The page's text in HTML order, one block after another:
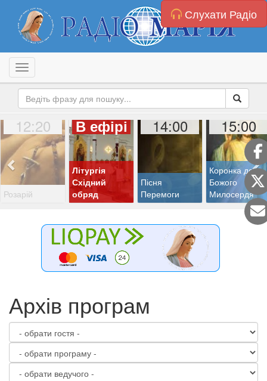
Слухати Радіо
Toggle navigation
12:20
Розарій
В ефірі
Літургія
Східний
обряд
14:00
Пісня
Перемоги
15:00
Коронка до
Божого
Милосердя
Архів програм